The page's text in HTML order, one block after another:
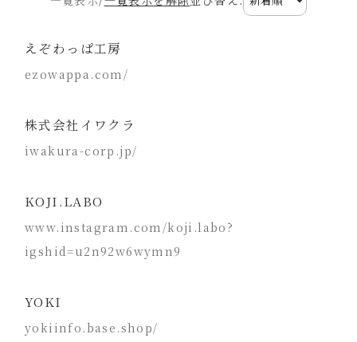
えぞわっぱ工房
ezowappa.com/
株式会社イワクラ
iwakura-corp.jp/
KOJI.LABO
www.instagram.com/koji.labo?
igshid=u2n92w6wymn9
YOKI
yokiinfo.base.shop/